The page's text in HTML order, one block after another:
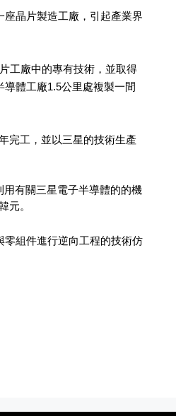
晶片製造工廠，引起產業界
工廠中的專有技術，並取得
體工廠1.5公里處複製一間
完工，並以三星的技術生產
有關三星電子半導體的的機
元。
零組件進行逆向工程的技術仿